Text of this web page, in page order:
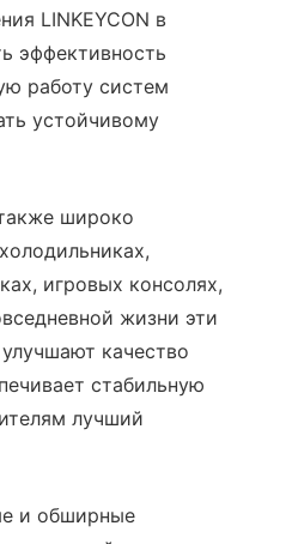
LINKEYCON в
эффективность
работу систем
устойчивому
широко
игровых консолях,
жизни эти
качество
стабильную
лучший
и обширные